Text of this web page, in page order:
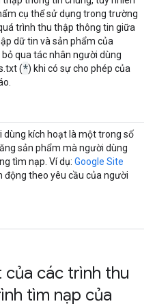
cụ thể sử dụng trong trường
trình thu thập thông tin giữa
dữ tin và sản phẩm của
bỏ qua tác nhân người dùng
(*) khi có sự cho phép của
dùng kích hoạt là một trong số
sản phẩm mà người dùng
tìm nạp. Ví dụ: Google Site
động theo yêu cầu của người
các trình thu
tìm nạp của